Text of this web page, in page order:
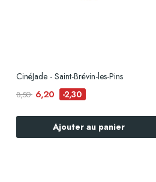
CinéJade - Saint-Brévin-les-Pins
8,50 6,20 -2,30
Ajouter au panier